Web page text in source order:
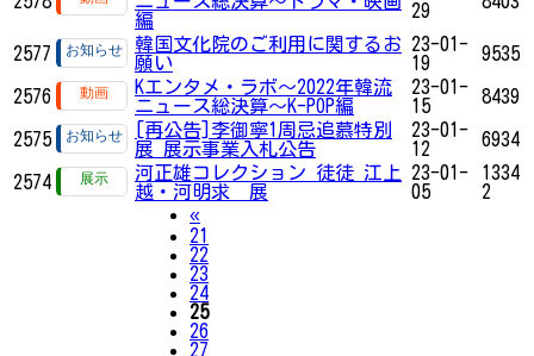
編
29
2577
韓国文化院のご利用に関するお
願い
23-01-
19
9535
2576
Kエンタメ・ラボ～2022年韓流
ニュース総決算～K-POP編
23-01-
15
8439
2575
[再公告]李御寧1周忌追慕特別
展 展示事業入札公告
23-01-
12
6934
2574
河正雄コレクション 徒徒 江上
越・河明求 展
23-01-
05
1334
2
«Previous
21
22
23
24
25
26
27